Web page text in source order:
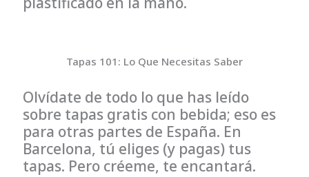
Tapas 101: Lo Que Necesitas Saber
Olvídate de todo lo que has leído
sobre tapas gratis con bebida; eso es
para otras partes de España. En
Barcelona, tú eliges (y pagas) tus
tapas. Pero créeme, te encantará.